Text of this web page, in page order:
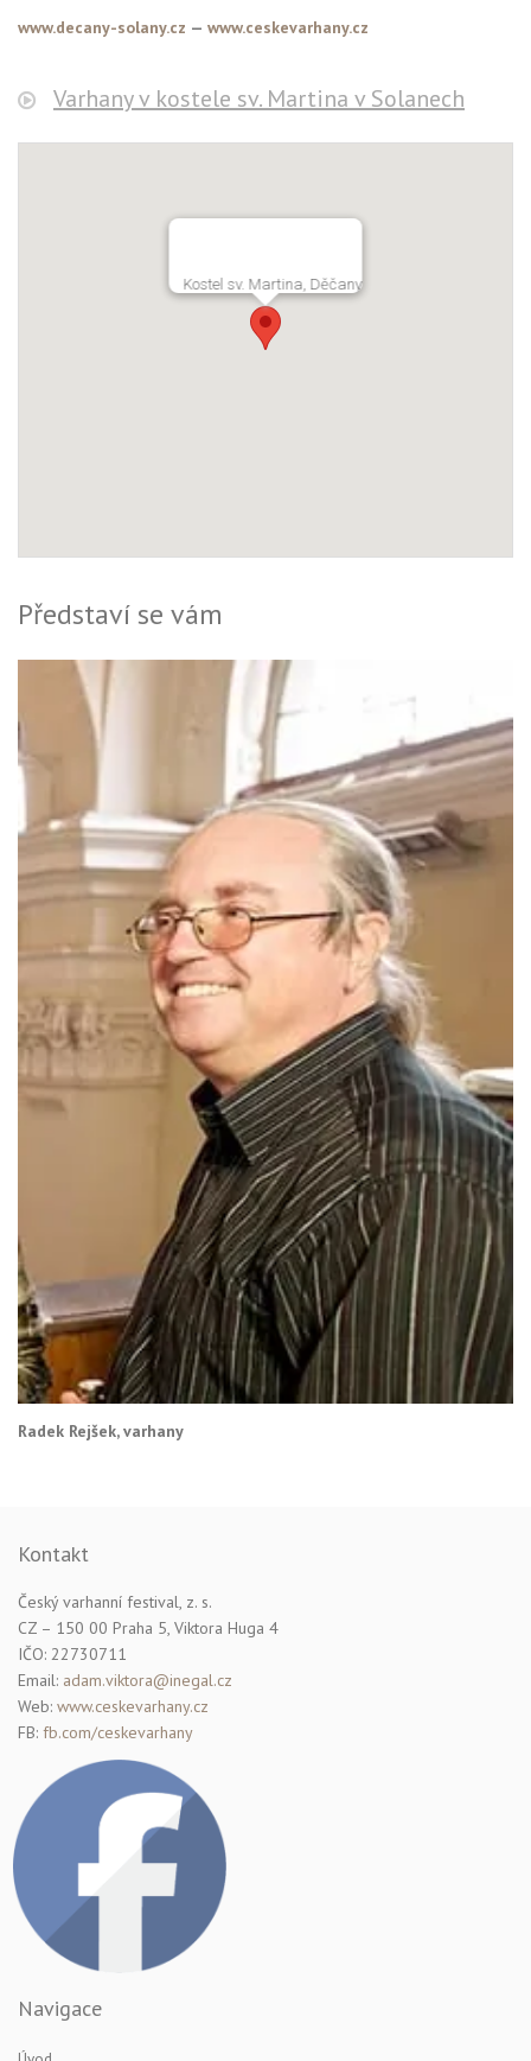
www.decany-solany.cz — www.ceskevarhany.cz
Varhany v kostele sv. Martina v Solanech
Kostel sv. Martina, Děčany
Představí se vám
Radek Rejšek, varhany
Kontakt
Český varhanní festival, z. s.
CZ – 150 00 Praha 5, Viktora Huga 4
IČO: 22730711
Email: adam.viktora@inegal.cz
Web: www.ceskevarhany.cz
FB: fb.com/ceskevarhany
Navigace